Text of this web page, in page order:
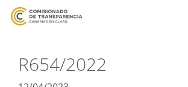
R654/2022